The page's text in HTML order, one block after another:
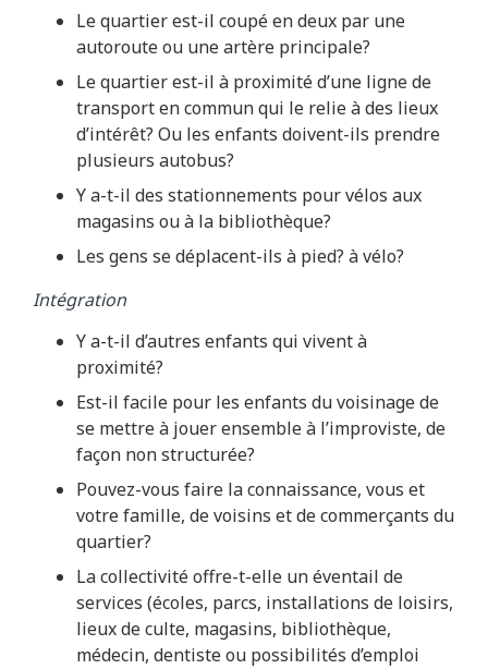
Le quartier est-il coupé en deux par une
autoroute ou une artère principale?
Le quartier est-il à proximité d’une ligne de
transport en commun qui le relie à des lieux
d’intérêt? Ou les enfants doivent-ils prendre
plusieurs autobus?
Y a-t-il des stationnements pour vélos aux
magasins ou à la bibliothèque?
Les gens se déplacent-ils à pied? à vélo?
Intégration
Y a-t-il d’autres enfants qui vivent à
proximité?
Est-il facile pour les enfants du voisinage de
se mettre à jouer ensemble à l’improviste, de
façon non structurée?
Pouvez-vous faire la connaissance, vous et
votre famille, de voisins et de commerçants du
quartier?
La collectivité offre-t-elle un éventail de
services (écoles, parcs, installations de loisirs,
lieux de culte, magasins, bibliothèque,
médecin, dentiste ou possibilités d’emploi